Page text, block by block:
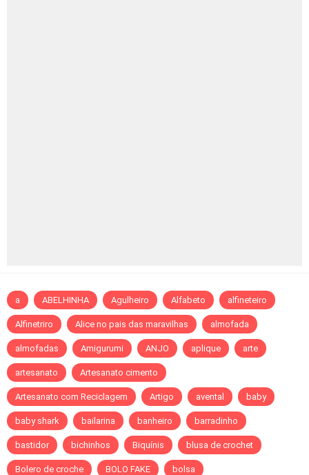
a ABELHINHA Agulheiro Alfabeto alfineteiro
Alfinetriro Alice no pais das maravilhas almofada
almofadas Amigurumi ANJO aplique arte
artesanato Artesanato cimento
Artesanato com Reciclagem Artigo avental baby
baby shark bailarina banheiro barradinho
bastidor bichinhos Biquínis blusa de crochet
Bolero de croche BOLO FAKE bolsa